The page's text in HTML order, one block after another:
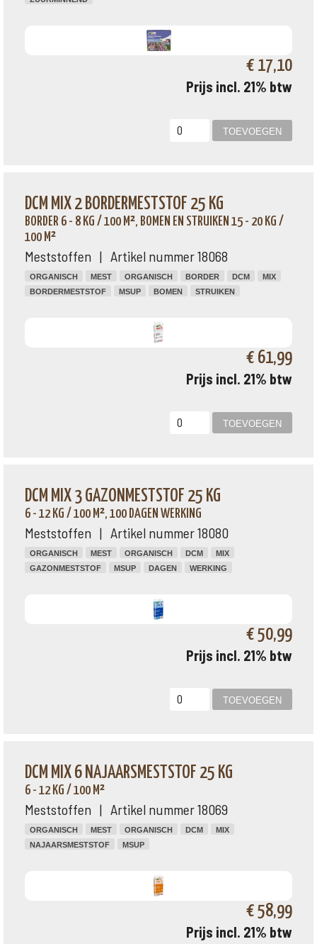
€ 17,10
Prijs incl. 21% btw
DCM MIX 2 BORDERMESTSTOF 25 KG
BORDER 6 - 8 KG / 100 M², BOMEN EN STRUIKEN 15 - 20 KG /
100 M²
Meststoffen | Artikel nummer 18068
ORGANISCH MEST ORGANISCH BORDER DCM
MIX
BORDERMESTSTOF
MSUP BOMEN STRUIKEN
€ 61,99
Prijs incl. 21% btw
DCM MIX 3 GAZONMESTSTOF 25 KG
6 - 12 KG / 100 M², 100 DAGEN WERKING
Meststoffen | Artikel nummer 18080
ORGANISCH MEST ORGANISCH DCM
MIX
GAZONMESTSTOF
MSUP DAGEN WERKING
€ 50,99
Prijs incl. 21% btw
DCM MIX 6 NAJAARSMESTSTOF 25 KG
6 - 12 KG / 100 M²
Meststoffen | Artikel nummer 18069
ORGANISCH MEST ORGANISCH DCM
MIX
NAJAARSMESTSTOF
MSUP
€ 58,99
Prijs incl. 21% btw